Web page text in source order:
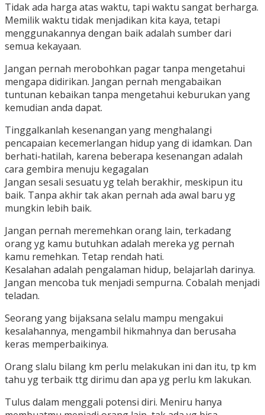
Tidak ada harga atas waktu, tapi waktu sangat berharga.
Memilik waktu tidak menjadikan kita kaya, tetapi
menggunakannya dengan baik adalah sumber dari
semua kekayaan.
Jangan pernah merobohkan pagar tanpa mengetahui
mengapa didirikan. Jangan pernah mengabaikan
tuntunan kebaikan tanpa mengetahui keburukan yang
kemudian anda dapat.
Tinggalkanlah kesenangan yang menghalangi
pencapaian kecemerlangan hidup yang di idamkan. Dan
berhati-hatilah, karena beberapa kesenangan adalah
cara gembira menuju kegagalan
Jangan sesali sesuatu yg telah berakhir, meskipun itu
baik. Tanpa akhir tak akan pernah ada awal baru yg
mungkin lebih baik.
Jangan pernah meremehkan orang lain, terkadang
orang yg kamu butuhkan adalah mereka yg pernah
kamu remehkan. Tetap rendah hati.
Kesalahan adalah pengalaman hidup, belajarlah darinya.
Jangan mencoba tuk menjadi sempurna. Cobalah menjadi
teladan.
Seorang yang bijaksana selalu mampu mengakui
kesalahannya, mengambil hikmahnya dan berusaha
keras memperbaikinya.
Orang slalu bilang km perlu melakukan ini dan itu, tp km
tahu yg terbaik ttg dirimu dan apa yg perlu km lakukan.
Tulus dalam menggali potensi diri. Meniru hanya